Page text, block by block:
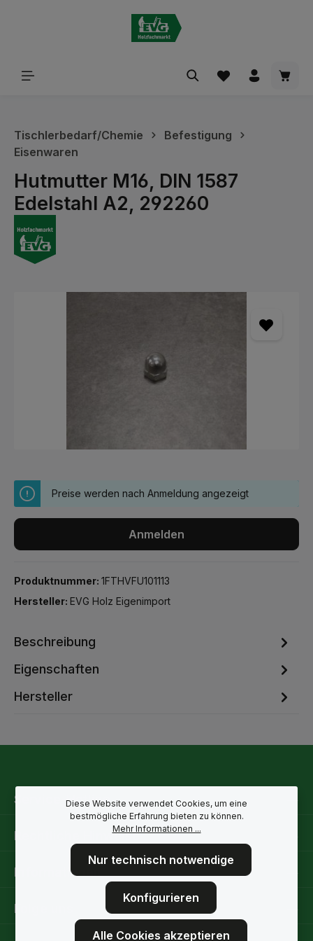
Tischlerbedarf/Chemie
Befestigung
Eisenwaren
Hutmutter M16, DIN 1587
Edelstahl A2, 292260
Preise werden nach Anmeldung angezeigt
Anmelden
Produktnummer: 1FTHVFU101113
Hersteller: EVG Holz Eigenimport
Beschreibung
Eigenschaften
Hersteller
Service-Hotline
Rechtliche Hinweise
Informationen
Folge uns
Diese Website verwendet Cookies, um eine
bestmögliche Erfahrung bieten zu können.
Mehr Informationen ...
Nur technisch notwendige
Konfigurieren
Alle Cookies akzeptieren